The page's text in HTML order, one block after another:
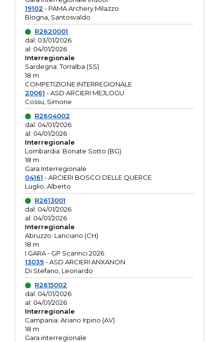
19102 - PAMA Archery Milazzo
Blogna, Santosvaldo
R2620001
dal: 03/01/2026
al: 04/01/2026
Interregionale
Sardegna: Torralba (SS)
18 m
COMPETIZIONE INTERREGIONALE
20061 - ASD ARCIERI MEJLOGU
Cossu, Simone
R2604002
dal: 04/01/2026
al: 04/01/2026
Interregionale
Lombardia: Bonate Sotto (BG)
18 m
Gara Interregionale
04161 - ARCIERI BOSCO DELLE QUERCE
Luglio, Alberto
R2613001
dal: 04/01/2026
al: 04/01/2026
Interregionale
Abruzzo: Lanciano (CH)
18 m
I GARA - GP Scarinci 2026
13039 - ASD ARCIERI ANXANON
Di Stefano, Leonardo
R2615002
dal: 04/01/2026
al: 04/01/2026
Interregionale
Campania: Ariano Irpino (AV)
18 m
Gara interregionale